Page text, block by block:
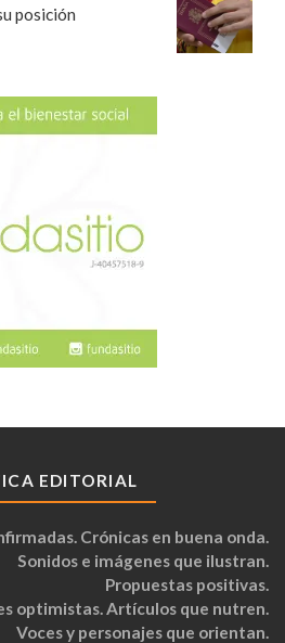
posición
EDITORIAL
Crónicas en buena onda.
Sonidos e imágenes que ilustran.
Propuestas positivas.
optimistas. Artículos que nutren.
Voces y personajes que orientan.